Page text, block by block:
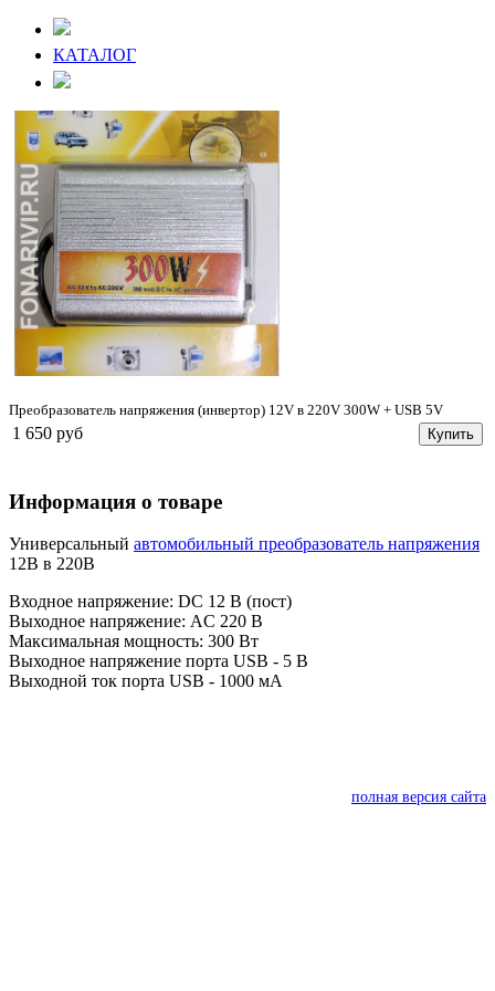
КАТАЛОГ
Преобразователь напряжения (инвертор) 12V в 220V 300W + USB 5V
1 650 руб Купить
Информация о товаре
Универсальный автомобильный преобразователь напряжения
12В в 220В
Входное напряжение: DC 12 В (пост)
Выходное напряжение: AC 220 В
Максимальная мощность: 300 Вт
Выходное напряжение порта USB - 5 В
Выходной ток порта USB - 1000 мА
полная версия сайта